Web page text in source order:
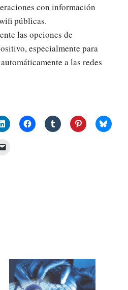
con información
públicas.
las opciones de
especialmente para
a las redes